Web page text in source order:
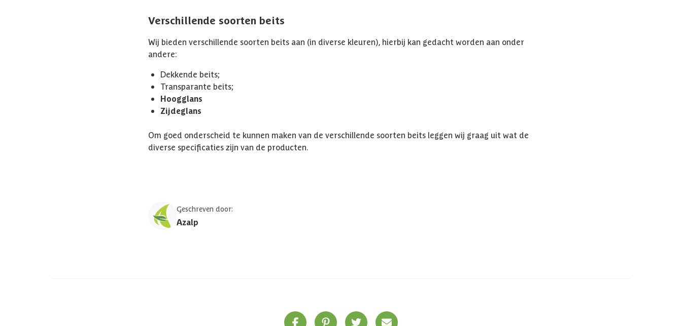
Verschillende soorten beits
Wij bieden verschillende soorten beits aan (in diverse kleuren), hierbij kan gedacht worden aan onder
andere:
Dekkende beits;
Transparante beits;
Hoogglans
Zijdeglans
Om goed onderscheid te kunnen maken van de verschillende soorten beits leggen wij graag uit wat de
diverse specificaties zijn van de producten.
Geschreven door:
Azalp